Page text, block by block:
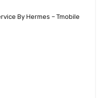
By Hermes – Tmobile